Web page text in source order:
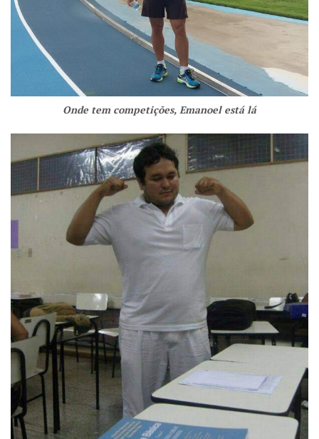
Onde tem competições, Emanoel está lá